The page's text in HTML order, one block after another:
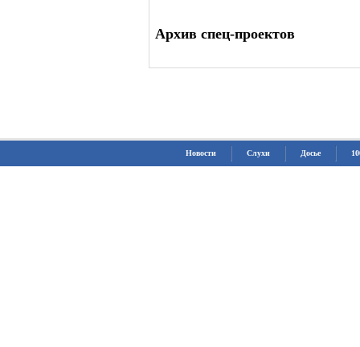
Архив спец-проектов
Новости Слухи Досье